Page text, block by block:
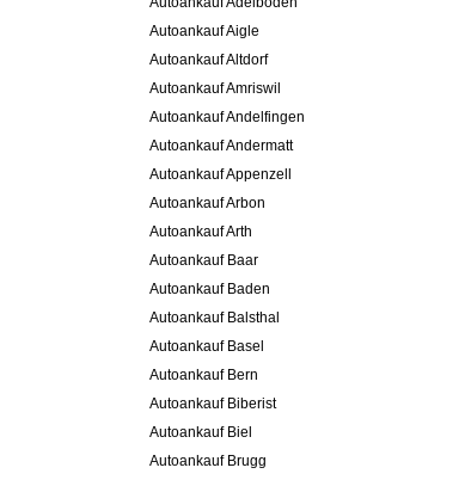
Autoankauf Aigle
Autoankauf Altdorf
Autoankauf Amriswil
Autoankauf Andelfingen
Autoankauf Andermatt
Autoankauf Appenzell
Autoankauf Arbon
Autoankauf Arth
Autoankauf Baar
Autoankauf Baden
Autoankauf Balsthal
Autoankauf Basel
Autoankauf Bern
Autoankauf Biberist
Autoankauf Biel
Autoankauf Brugg